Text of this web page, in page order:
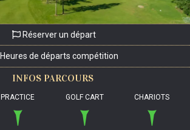
Réserver un départ
Heures de départs compétition
INFOS PARCOURS
PRACTICE GOLF CART CHARIOTS